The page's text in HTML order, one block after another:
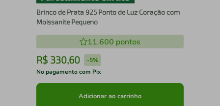
Brinco de Prata 925 Ponto de Luz Coração com
Moissanite Pequeno
11.600 pontos
R$ 330,60 -5%
No pagamento com Pix
Adicionar ao carrinho